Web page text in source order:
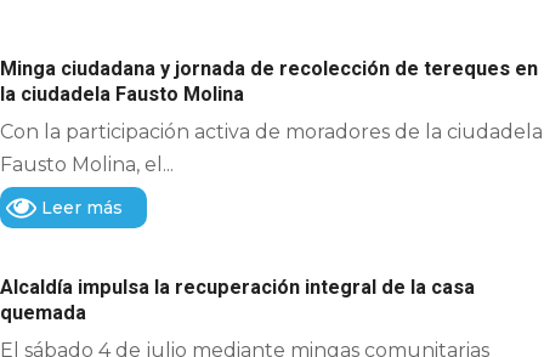
Minga ciudadana y jornada de recolección de tereques en
la ciudadela Fausto Molina
Con la participación activa de moradores de la ciudadela
Fausto Molina, el...
Leer más
Alcaldía impulsa la recuperación integral de la casa
quemada
El sábado 4 de julio mediante mingas comunitarias